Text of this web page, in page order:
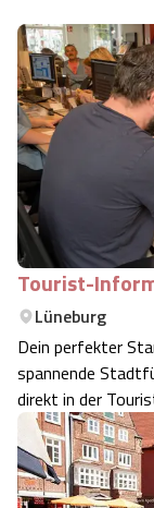
Tourist-
Lüneburg
Dein perfekter
spannende
direkt in der